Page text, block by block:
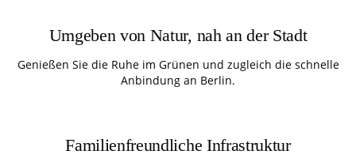
Umgeben von Natur, nah an der Stadt
Genießen Sie die Ruhe im Grünen und zugleich die schnelle
Anbindung an Berlin.
Familienfreundliche Infrastruktur